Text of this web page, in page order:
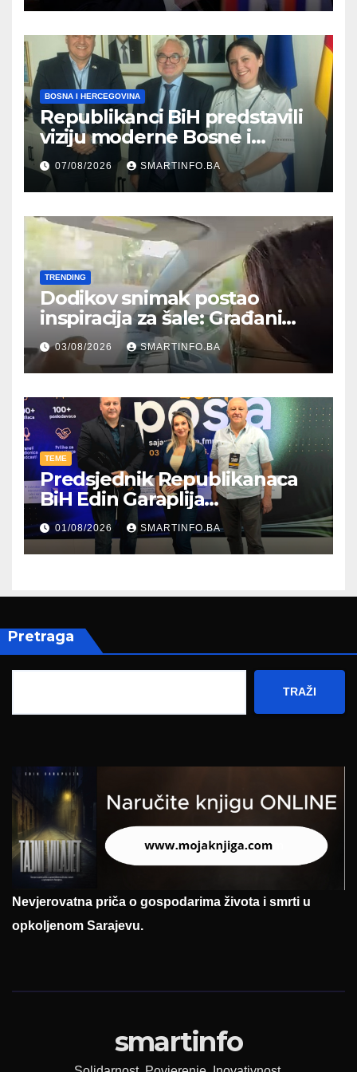
građanima
BOSNA I HERCEGOVINA
Republikanci BiH predstavili
viziju moderne Bosne i
Hercegovine ambasadoru
Njemačke
07/08/2026 SMARTINFO.BA
TRENDING
Dodikov snimak postao
inspiracija za šale: Građani
kroz parodiju poslali poruku
03/08/2026 SMARTINFO.BA
TEME
Predsjednik Republikanaca
BiH Edin Garaplija
prisustvovao prezentaciji
Federalnog sajma
zapošljavanja
01/08/2026 SMARTINFO.BA
Pretraga
TRAŽI
Nevjerovatna priča o gospodarima života i smrti u
opkoljenom Sarajevu.
smartinfo